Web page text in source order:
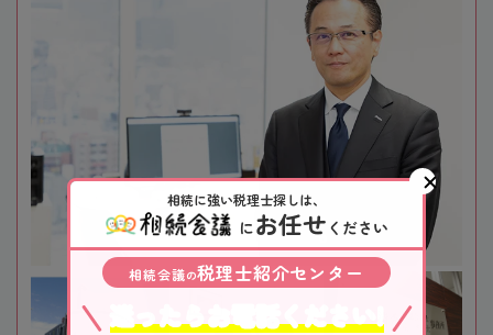
相続に強い税理士探しは、
にお任せ ください
相続会議の税理士紹介センター